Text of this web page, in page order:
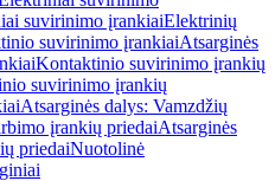
suvirinimo įrankiaiElektrinių
suvirinimo įrankiaiAtsarginės
Kontaktinio suvirinimo įrankių
suvirinimo įrankių
Atsarginės dalys: Vamzdžių
įrankių priedaiAtsarginės
priedaiNuotolinė